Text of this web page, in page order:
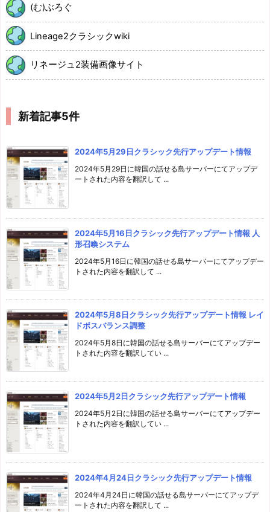
(む)ぶろぐ
Lineage2クラシックwiki
リネージュ2装備画像サイト
新着記事5件
2024年5月29日クラシック先行アップデート情報
2024年5月29日に韓国の話せる島サーバーにてアップデ
ートされた内容を翻訳して ...
2024年5月16日クラシック先行アップデート情報 人
形召喚システム
2024年5月16日に韓国の話せる島サーバーにてアップデー
トされた内容を翻訳して ...
2024年5月8日クラシック先行アップデート情報 レイ
ドボスバランス調整
2024年5月8日に韓国の話せる島サーバーにてアップデー
トされた内容を翻訳してい ...
2024年5月2日クラシック先行アップデート情報
2024年5月2日に韓国の話せる島サーバーにてアップデー
トされた内容を翻訳してい ...
2024年4月24日クラシック先行アップデート情報
2024年4月24日に韓国の話せる島サーバーにてアップデ
ートされた内容を翻訳して ...